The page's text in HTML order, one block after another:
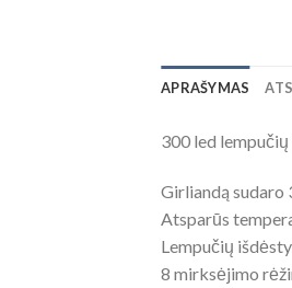
APRAŠYMAS
300 led
Girliandą sudaro
Atsparūs
Lempučių
8 mirksėjimo